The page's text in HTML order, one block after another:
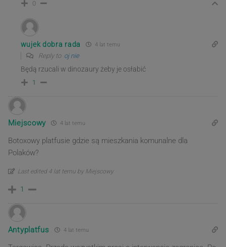
0
wujek dobra rada 4 lat temu
Reply to oj nie
Będą rzucali w dinozaury żeby je osłabić
1
Miejscowy 4 lat temu
Botoxowy platfusie gdzie są mieszkania komunalne dla
Polaków?
Last edited 4 lat temu by Miejscowy
1
Antyplatfus 4 lat temu